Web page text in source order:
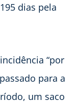
dias pela
“por
para a
um saco